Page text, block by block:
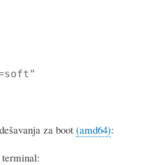
za boot (amd64):